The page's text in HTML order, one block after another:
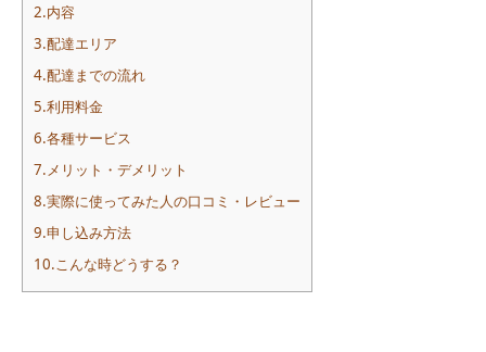
2.内容
3.配達エリア
4.配達までの流れ
5.利用料金
6.各種サービス
7.メリット・デメリット
8.実際に使ってみた人の口コミ・レビュー
9.申し込み方法
10.こんな時どうする？